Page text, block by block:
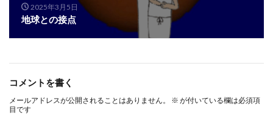
2025年3月5日
地球との接点
コメントを書く
メールアドレスが公開されることはありません。 ※ が付いている欄は必須項
目です